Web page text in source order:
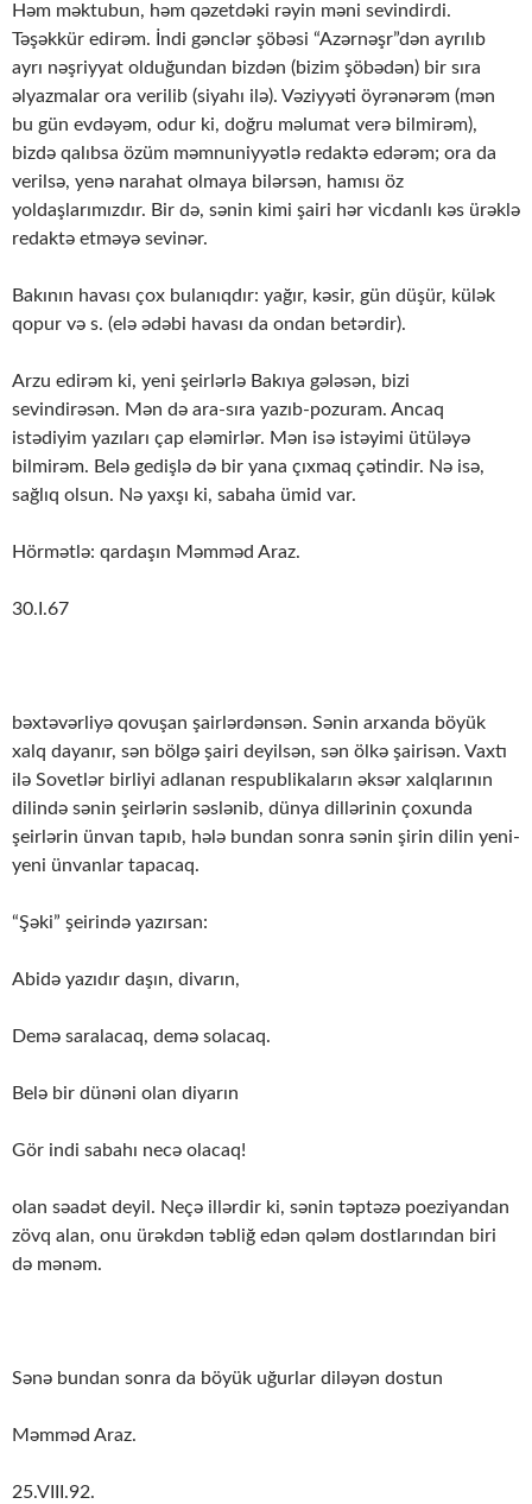
Həm məktubun, həm qəzetdəki rəyin məni sevindirdi.
Təşəkkür edirəm. İndi gənclər şöbəsi “Azərnəşr”dən ayrılıb
ayrı nəşriyyat olduğundan bizdən (bizim şöbədən) bir sıra
əlyazmalar ora verilib (siyahı ilə). Vəziyyəti öyrənərəm (mən
bu gün evdəyəm, odur ki, doğru məlumat verə bilmirəm),
bizdə qalıbsa özüm məmnuniyyətlə redaktə edərəm; ora da
verilsə, yenə narahat olmaya bilərsən, hamısı öz
yoldaşlarımızdır. Bir də, sənin kimi şairi hər vicdanlı kəs ürəklə
redaktə etməyə sevinər.
Bakının havası çox bulanıqdır: yağır, kəsir, gün düşür, külək
qopur və s. (elə ədəbi havası da ondan betərdir).
Arzu edirəm ki, yeni şeirlərlə Bakıya gələsən, bizi
sevindirəsən. Mən də ara-sıra yazıb-pozuram. Ancaq
istədiyim yazıları çap eləmirlər. Mən isə istəyimi ütüləyə
bilmirəm. Belə gedişlə də bir yana çıxmaq çətindir. Nə isə,
sağlıq olsun. Nə yaxşı ki, sabaha ümid var.
Hörmətlə: qardaşın Məmməd Araz.
30.I.67
bəxtəvərliyə qovuşan şairlərdənsən. Sənin arxanda böyük
xalq dayanır, sən bölgə şairi deyilsən, sən ölkə şairisən. Vaxtı
ilə Sovetlər birliyi adlanan respublikaların əksər xalqlarının
dilində sənin şeirlərin səslənib, dünya dillərinin çoxunda
şeirlərin ünvan tapıb, hələ bundan sonra sənin şirin dilin yeni-
yeni ünvanlar tapacaq.
“Şəki” şeirində yazırsan:
Abidə yazıdır daşın, divarın,
Demə saralacaq, demə solacaq.
Belə bir dünəni olan diyarın
Gör indi sabahı necə olacaq!
olan səadət deyil. Neçə illərdir ki, sənin təptəzə poeziyandan
zövq alan, onu ürəkdən təbliğ edən qələm dostlarından biri
də mənəm.
Sənə bundan sonra da böyük uğurlar diləyən dostun
Məmməd Araz.
25.VIII.92.